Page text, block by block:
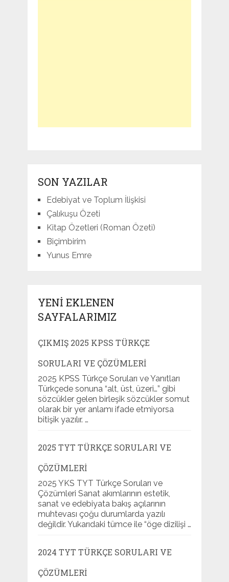
SON YAZILAR
Edebiyat ve Toplum İlişkisi
Çalıkuşu Özeti
Kitap Özetleri (Roman Özeti)
Biçimbirim
Yunus Emre
YENI EKLENEN
SAYFALARIMIZ
ÇIKMIŞ 2025 KPSS TÜRKÇE
SORULARI VE ÇÖZÜMLERI
2025 KPSS Türkçe Soruları ve Yanıtları
Türkçede sonuna “alt, üst, üzeri…” gibi
sözcükler gelen birleşik sözcükler somut
olarak bir yer anlamı ifade etmiyorsa
bitişik yazılır. …
2025 TYT TÜRKÇE SORULARI VE
ÇÖZÜMLERI
2025 YKS TYT Türkçe Soruları ve
Çözümleri Sanat akımlarının estetik,
sanat ve edebiyata bakış açılarının
muhtevası çoğu durumlarda yazılı
değildir. Yukarıdaki tümce ile “öge dizilişi …
2024 TYT TÜRKÇE SORULARI VE
ÇÖZÜMLERI